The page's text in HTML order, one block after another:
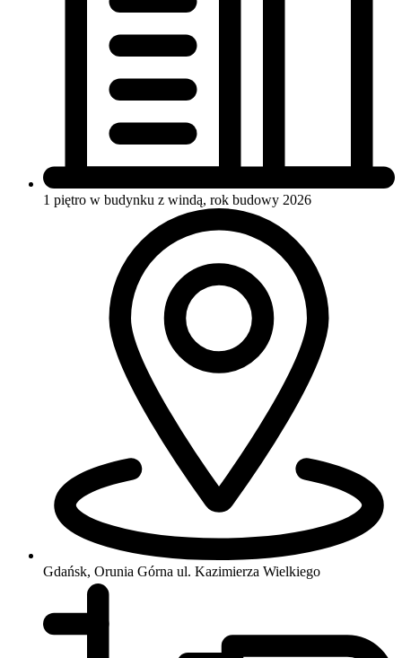
1 piętro w budynku z windą, rok budowy 2026
Gdańsk, Orunia Górna ul. Kazimierza Wielkiego